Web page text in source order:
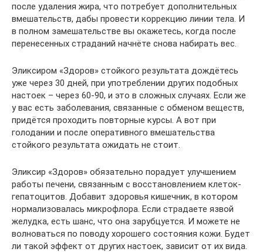
после удаления жира, что потребует дополнительных
вмешательств, дабы провести коррекцию линии тела. И
в полном замешательстве вы окажетесь, когда после
перенесенных страданий начнёте снова набирать вес.
Эликсиром «Здоров» стойкого результата дождётесь
уже через 30 дней, при употреблении других подобных
настоек – через 60-90, и это в сложных случаях. Если же
у вас есть заболевания, связанные с обменом веществ,
придётся проходить повторные курсы. А вот при
голодании и после оперативного вмешательства
стойкого результата ожидать не стоит.
Эликсир «Здоров» обязательно порадует улучшением
работы печени, связанным с восстановлением клеток-
гепатоцитов. Добавит здоровья кишечник, в котором
нормализовалась микрофлора. Если страдаете язвой
желудка, есть шанс, что она зарубцуется. И можете не
волноваться по поводу хорошего состояния кожи. Будет
ли такой эффект от других настоек, зависит от их вида.